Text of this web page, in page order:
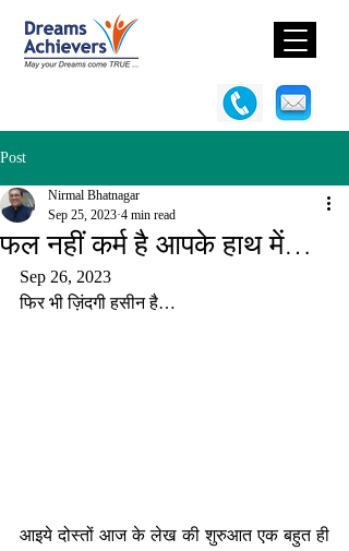
Post
फल नहीं कर्म है आपके हाथ में…
Nirmal Bhatnagar
Sep 25, 2023 4 min read
Sep 26, 2023
फिर भी ज़िंदगी हसीन है…
आइये दोस्तों आज के लेख की शुरुआत एक बहुत ही